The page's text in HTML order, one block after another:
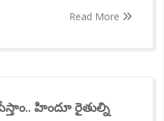
Read More
హిందూ రైతుల్ని